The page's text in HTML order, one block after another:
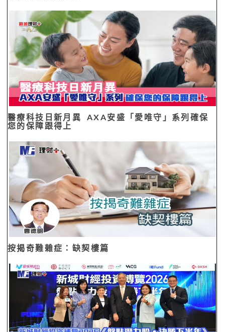
醫療科技日新月異 AXA安盛「愛唯守」系列確保
您的保障跟得上
按揭奇難雜症：缺契樓篇